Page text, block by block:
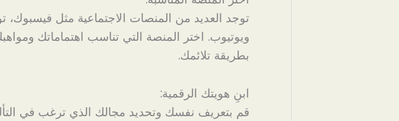
توجد العديد من المنصات الاجتماعية مثل فيسبوك،
ويوتيوب. اختر المنصة التي تناسب اهتماماتك
بطريقة تلائمك.
ابنِ هويتك الرقمية:
قم بتعريف نفسك وتحديد مجالك الذي ترغب في